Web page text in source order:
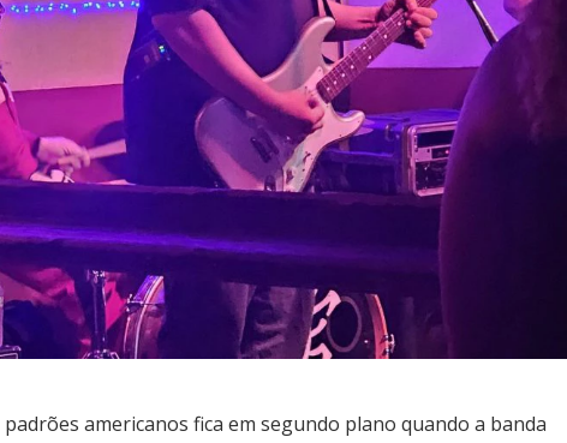
americanos fica em segundo plano quando a banda